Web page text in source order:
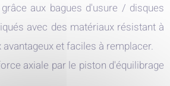
aux bagues d'usure / disques
avec des matériaux résistant à
et faciles à remplacer.
axiale par le piston d'équilibrage